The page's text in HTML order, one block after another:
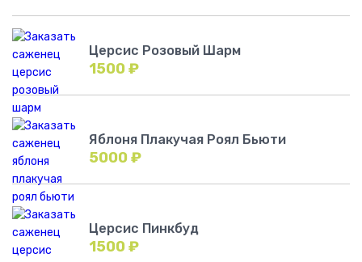
Церсис Розовый Шарм
1500₽
Яблоня Плакучая Роял Бьюти
5000₽
Церсис Пинкбуд
1500₽